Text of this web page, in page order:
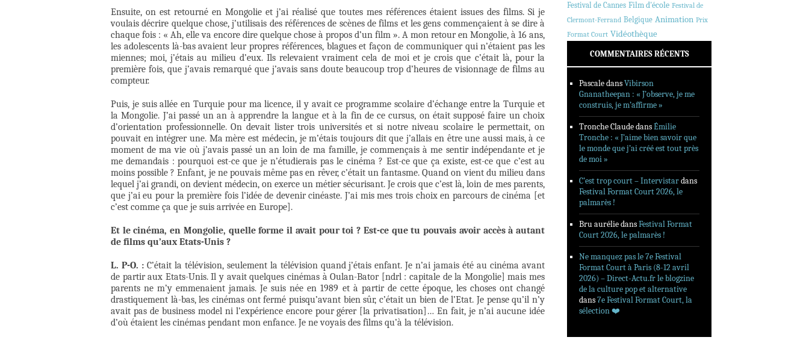
Ensuite, on est retourné en Mongolie et j’ai réalisé que toutes mes références étaient issues des films. Si je
voulais décrire quelque chose, j’utilisais des références de scènes de films et les gens commençaient à se dire à
chaque fois : « Ah, elle va encore dire quelque chose à propos d’un film ». A mon retour en Mongolie, à 16 ans,
les adolescents là-bas avaient leur propres références, blagues et façon de communiquer qui n’étaient pas les
miennes; moi, j’étais au milieu d’eux. Ils relevaient vraiment cela de moi et je crois que c’était là, pour la
première fois, que j’avais remarqué que j’avais sans doute beaucoup trop d’heures de visionnage de films au
compteur.
Puis, je suis allée en Turquie pour ma licence, il y avait ce programme scolaire d’échange entre la Turquie et
la Mongolie. J’ai passé un an à apprendre la langue et à la fin de ce cursus, on était supposé faire un choix
d’orientation professionnelle. On devait lister trois universités et si notre niveau scolaire le permettait, on
pouvait en intégrer une. Ma mère est médecin, je m’étais toujours dit que j’allais en être une aussi mais, à ce
moment de ma vie où j’avais passé un an loin de ma famille, je commençais à me sentir indépendante et je
me demandais : pourquoi est-ce que je n’étudierais pas le cinéma ? Est-ce que ça existe, est-ce que c’est au
moins possible ? Enfant, je ne pouvais même pas en rêver, c’était un fantasme. Quand on vient du milieu dans
lequel j’ai grandi, on devient médecin, on exerce un métier sécurisant. Je crois que c’est là, loin de mes parents,
que j’ai eu pour la première fois l’idée de devenir cinéaste. J’ai mis mes trois choix en parcours de cinéma [et
c’est comme ça que je suis arrivée en Europe].
Et le cinéma, en Mongolie, quelle forme il avait pour toi ? Est-ce que tu pouvais avoir accès à autant
de films qu’aux Etats-Unis ?
L. P-O. :C’était la télévision, seulement la télévision quand j’étais enfant. Je n’ai jamais été au cinéma avant
de partir aux Etats-Unis. Il y avait quelques cinémas à Oulan-Bator [ndrl : capitale de la Mongolie] mais mes
parents ne m’y emmenaient jamais. Je suis née en 1989 et à partir de cette époque, les choses ont changé
drastiquement là-bas, les cinémas ont fermé puisqu’avant bien sûr, c’était un bien de l’Etat. Je pense qu’il n’y
avait pas de business model ni l’expérience encore pour gérer [la privatisation]… En fait, je n’ai aucune idée
d’où étaient les cinémas pendant mon enfance. Je ne voyais des films qu’à la télévision.
Festival de Cannes Film d'école Festival de
Clermont-Ferrand Belgique Animation Prix
Format Court Vidéothèque
COMMENTAIRES RÉCENTS
PascaledansVibirson
Gnanatheepan : « J’observe, je me
construis, je m’affirme »
Tronche ClaudedansÉmilie
Tronche : « J’aime bien savoir que
le monde que j’ai créé est tout près
de moi »
C’est trop court – Intervistardans
Festival Format Court 2026, le
palmarès !
Bru auréliedansFestival Format
Court 2026, le palmarès !
Ne manquez pas le 7e Festival
Format Court à Paris (8-12 avril
2026) – Direct-Actu.fr le blogzine
de la culture pop et alternative
dans7e Festival Format Court, la
sélection ❤️‍